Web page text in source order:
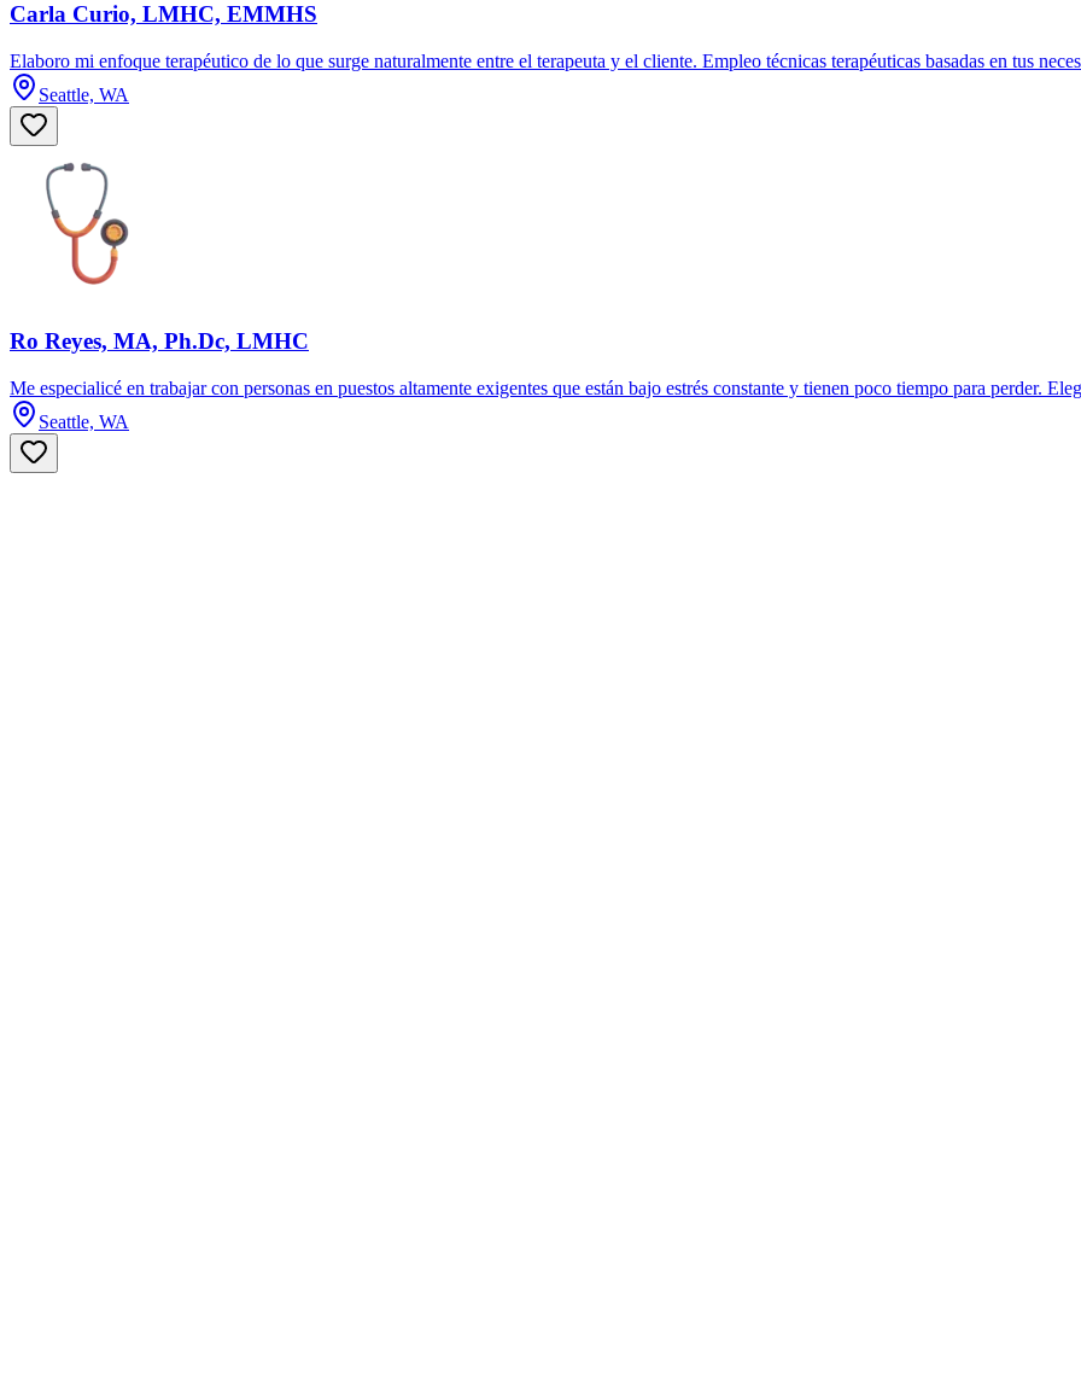
Carla Curio, LMHC, EMMHS
Elaboro mi enfoque terapéutico de lo que surge naturalmente entre el terapeuta y el cliente. Empleo técnicas terapéuticas basadas en tus
Seattle, WA
Ro Reyes, MA, Ph.Dc, LMHC
Me especialicé en trabajar con personas en puestos altamente exigentes que están bajo estrés constante y tienen poco tiempo para perder.
Seattle, WA